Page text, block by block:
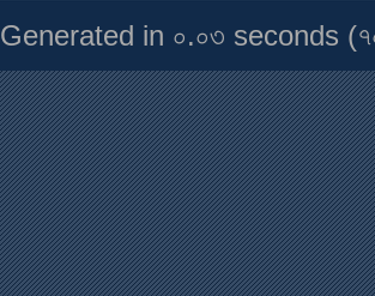
Generated in ০.০৩ seconds